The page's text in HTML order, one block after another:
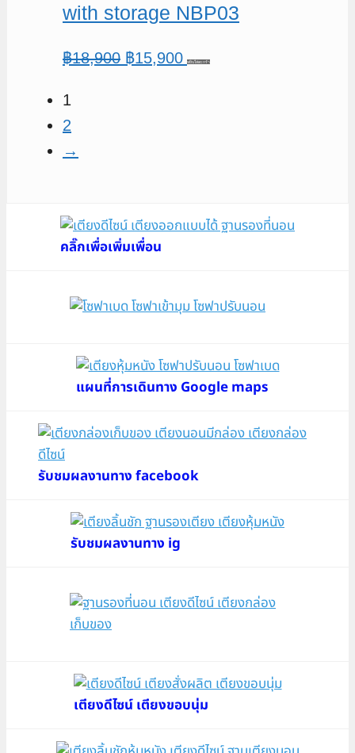
with storage NBP03
฿18,900 Original
฿15,900Current
หยิบใส่ตะกร้า
1
2
→
คลิ๊กเพื่อเพิ่มเพื่อน
แผนที่การเดินทาง Google maps
รับชมผลงานทาง facebook
รับชมผลงานทาง ig
เตียงดีไซน์ เตียงขอบนุ่ม